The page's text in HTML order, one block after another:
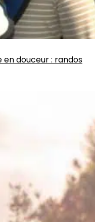
en douceur : randos